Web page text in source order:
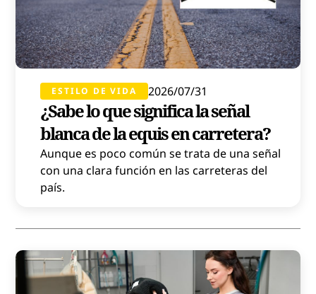
ESTILO DE VIDA 2026/07/31
¿Sabe lo que significa la señal
blanca de la equis en carretera?
Aunque es poco común se trata de una señal
con una clara función en las carreteras del
país.